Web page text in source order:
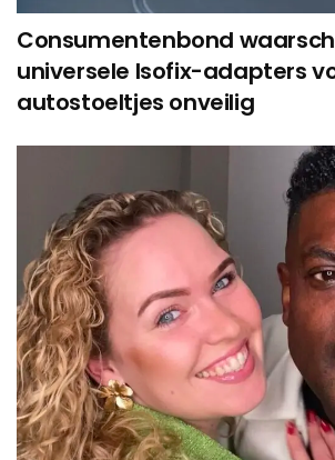
Consumentenbond
universele Isofix-adapters
autostoeltjes onveilig